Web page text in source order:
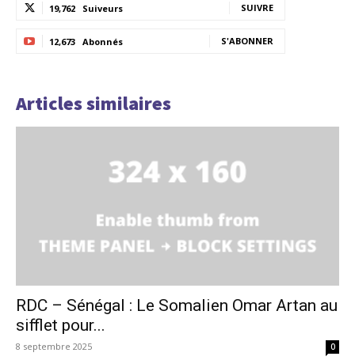
19,762 Suiveurs SUIVRE
12,673 Abonnés S'ABONNER
Articles similaires
RDC – Sénégal : Le Somalien Omar Artan au
sifflet pour...
8 septembre 2025 0